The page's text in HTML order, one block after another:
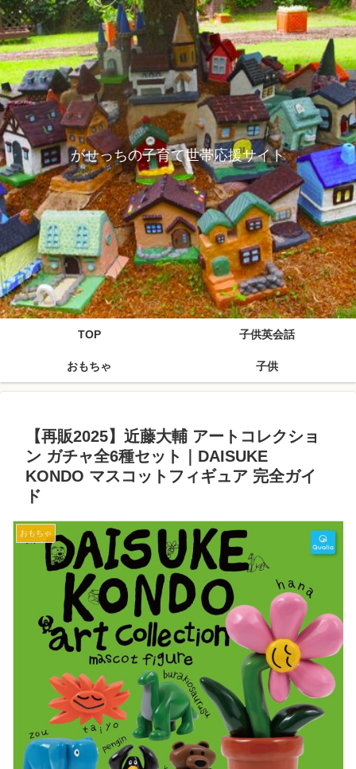
がせっちの子育て世帯応援サイト
TOP 子供英会話
おもちゃ 子供
【再販2025】近藤大輔 アートコレクショ
ン ガチャ全6種セット｜DAISUKE
KONDO マスコットフィギュア 完全ガイ
ド
おもちゃ